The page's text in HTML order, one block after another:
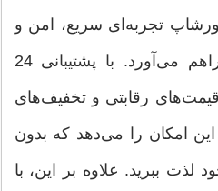
تجربه‌ای سریع، امن و
راحت را برای گیمرها فراهم می‌آورد. با پشتیبانی 24
رقابتی و تخفیف‌های
امکان را می‌دهد که بدون
لذت ببرید. علاوه بر این، با